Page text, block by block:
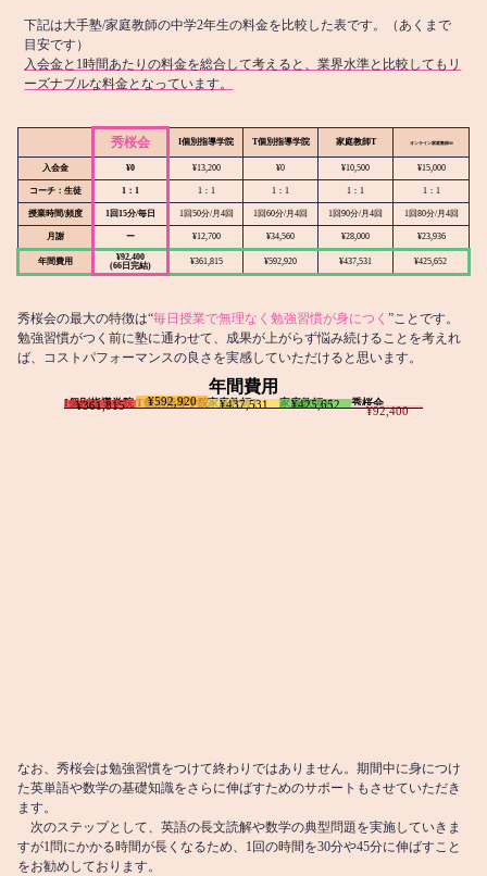
下記は大手塾/家庭教師の中学2年生の料金を比較した表です。（あくまで
目安です）
入会金と1時間あたりの料金を総合して考えると、業界水準と比較してもリ
ーズナブルな料金となっています。
秀桜会 I個別指導学院 T個別指導学院 家庭教師T オンライン家庭教師M
入会金 ¥0 ¥13,200 ¥0 ¥10,500 ¥15,000
コーチ：生徒 1：1 1：1 1：1 1：1 1：1
授業時間/頻度 1回15分/毎日 1回50分/月4回 1回60分/月4回 1回90分/月4回 1回80分/月4回
月謝 ー ¥12,700 ¥34,560 ¥28,000 ¥23,936
年間費用
¥92,400
(66日完結)
¥361,815 ¥592,920 ¥437,531 ¥425,652
秀桜会の最大の特徴は“毎日授業で無理なく勉強習慣が身につく ”ことです。
勉強習慣がつく前に塾に通わせて、成果が上がらず悩み続けることを考えれ
ば、コストパフォーマンスの良さを実感していただけると思います。
年間費用
I個別指導学院
¥361,815 T個別指導学院
¥592,920 家庭教師T
¥437,531 家庭教師M
¥425,652 秀桜会
¥92,400
なお、秀桜会は勉強習慣をつけて終わりではありません。期間中に身につけ
た英単語や数学の基礎知識をさらに伸ばすためのサポートもさせていただき
ます。
次のステップとして、英語の長文読解や数学の典型問題を実施していきま
すが1問にかかる時間が長くなるため、1回の時間を30分や45分に伸ばすこと
をお勧めしております。